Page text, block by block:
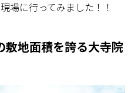
場に行ってみました！！
敷地面積を誇る大寺院